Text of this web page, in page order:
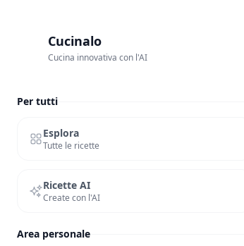
Cucinalo
Cucina innovativa con l'AI
Per tutti
Esplora
Tutte le ricette
Ricette AI
Create con l'AI
Area personale